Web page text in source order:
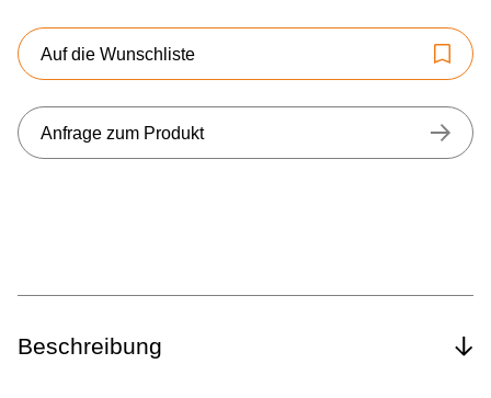
Auf die Wunschliste
Anfrage zum Produkt
Beschreibung